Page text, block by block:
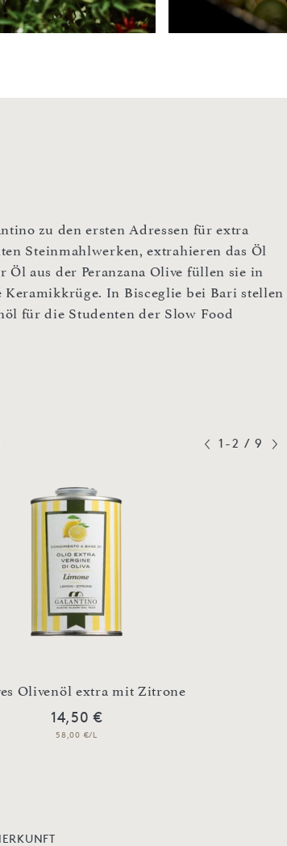
zu den ersten Adressen für extra
Steinmahlwerken, extrahieren das Öl
aus der Peranzana Olive füllen sie in
In Bisceglie bei Bari stellen
für die Studenten der Slow Food
Olivenöl extra mit Zitrone
14,50 €
58,00 €/L
1-2 / 9